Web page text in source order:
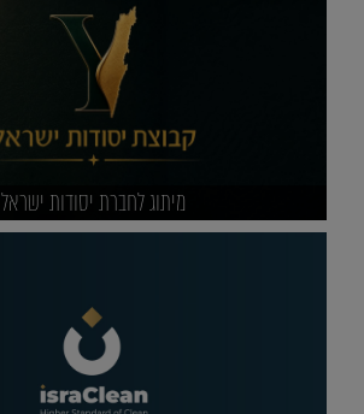
מיתוג לחברת יסודות ישראל